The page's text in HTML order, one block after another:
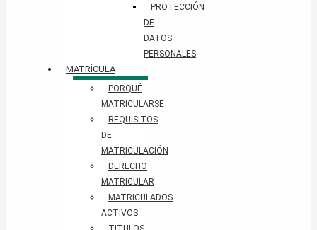
PROTECCIÓN
DE
DATOS
PERSONALES​
MATRÍCULA
PORQUÉ
MATRICULARSE
REQUISITOS
DE
MATRICULACIÓN
DERECHO
MATRICULAR
MATRICULADOS
ACTIVOS